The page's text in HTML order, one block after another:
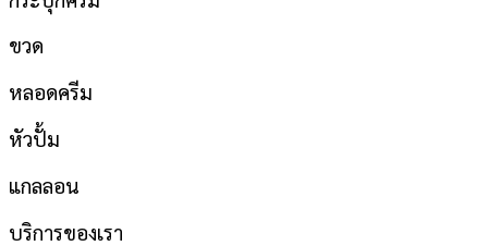
ขวด
หลอดครีม
หัวปั้ม
แกลลอน
บริการของเรา